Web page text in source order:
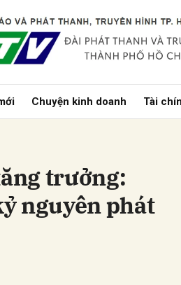
Chuyện kinh doanh Tài
trưởng:
nguyên phát